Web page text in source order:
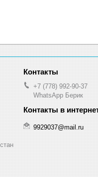
+7 (778) 992-90-37
WhatsApp Берик
9929037@mail.ru